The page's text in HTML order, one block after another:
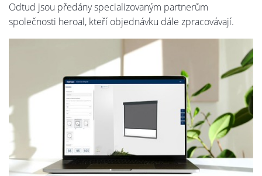
Odtud jsou předány specializovaným partnerům
společnosti heroal, kteří objednávku dále zpracovávají.